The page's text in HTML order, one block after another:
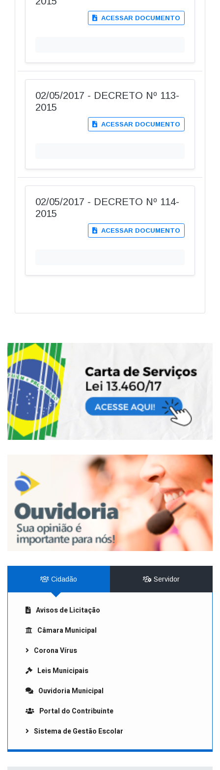
ACESSAR DOCUMENTO
02/05/2017 - DECRETO Nº 113-
2015
ACESSAR DOCUMENTO
02/05/2017 - DECRETO Nº 114-
2015
ACESSAR DOCUMENTO
Cidadão Servidor
Avisos de Licitação
Câmara Municipal
Corona Vírus
Leis Municipais
Ouvidoria Municipal
Portal do Contribuinte
Sistema de Gestão Escolar